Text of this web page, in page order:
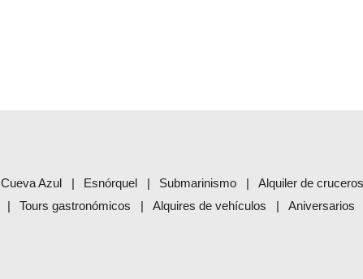
Cueva Azul Esnórquel Submarinismo Alquiler de cruceros
Tours gastronómicos Alquires de vehículos Aniversarios